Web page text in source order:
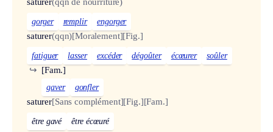
saturer(qqn de nourriture)
gorger remplir engorger
saturer(qqn)[Moralement][Fig.]
fatiguer lasser excéder dégoûter écœurer soûler
[Fam.]
↪
gaver gonfler
saturer[Sans complément][Fig.][Fam.]
être gavé être écœuré